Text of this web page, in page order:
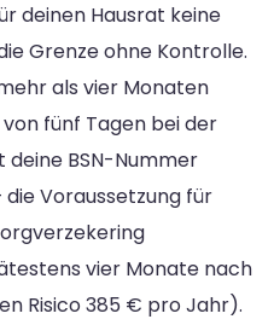
deinen Hausrat keine
Grenze ohne Kontrolle.
als vier Monaten
fünf Tagen bei der
BSN-Nummer
Voraussetzung für
vier Monate nach
Risico 385 € pro Jahr).